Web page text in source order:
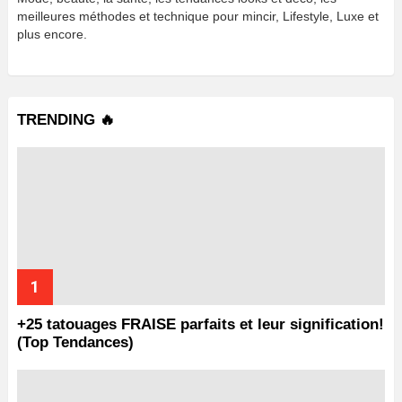
meilleures méthodes et technique pour mincir, Lifestyle, Luxe et
plus encore.
TRENDING 🔥
+25 tatouages ​​FRAISE parfaits et leur signification!
(Top Tendances)